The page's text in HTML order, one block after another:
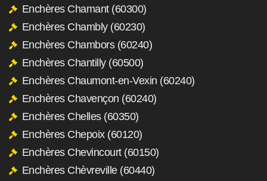
Enchères Chamant (60300)
Enchères Chambly (60230)
Enchères Chambors (60240)
Enchères Chantilly (60500)
Enchères Chaumont-en-Vexin (60240)
Enchères Chavençon (60240)
Enchères Chelles (60350)
Enchères Chepoix (60120)
Enchères Chevincourt (60150)
Enchères Chèvreville (60440)